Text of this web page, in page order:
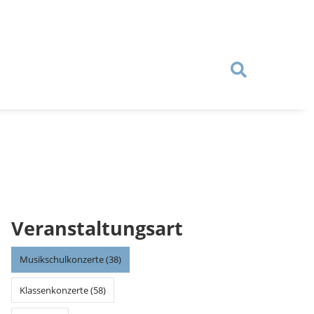
Veranstaltungsart
Musikschulkonzerte (38)
Klassenkonzerte (58)